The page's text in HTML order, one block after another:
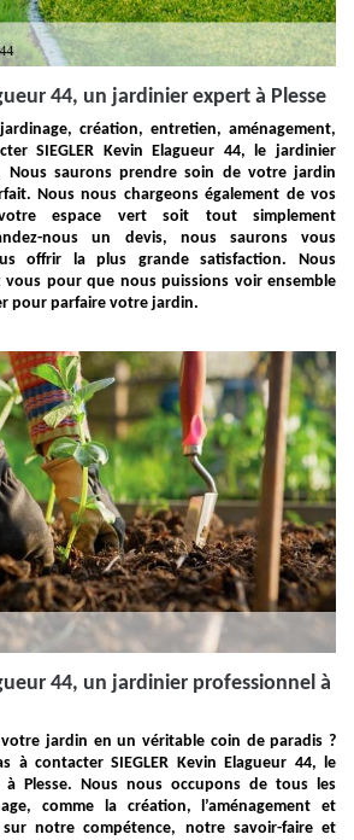
44, un jardinier expert à Plesse
création, entretien, aménagement,
SIEGLER Kevin Elagueur 44, le jardinier
Nous saurons prendre soin de votre jardin
Nous nous chargeons également de vos
espace vert soit tout simplement
nous un devis, nous saurons vous
offrir la plus grande satisfaction. Nous
vous pour que nous puissions voir ensemble
pour parfaire votre jardin.
44, un jardinier professionnel à
jardin en un véritable coin de paradis ?
à contacter SIEGLER Kevin Elagueur 44, le
à Plesse. Nous nous occupons de tous les
comme la création, l’aménagement et
notre compétence, notre savoir-faire et